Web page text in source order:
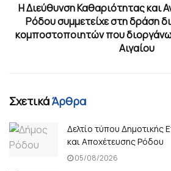
Η Διεύθυνση Καθαριότητας και
Ρόδου συμμετείχε στη δράση
κομποστοποιητών που
Αιγαίου
ΣχετικάΆρθρα
Δελτίο τύπου Δημοτικής
και Αποχέτευσης Ρόδου
05/08/2026